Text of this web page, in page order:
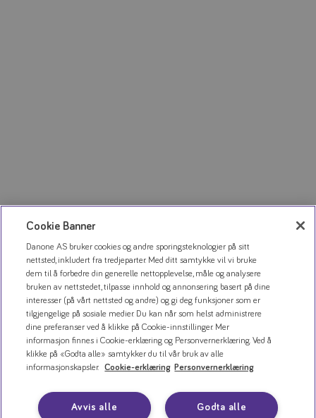
Cookie Banner
Danone AS bruker cookies og andre sporingsteknologier på sitt
nettsted, inkludert fra tredjeparter. Med ditt samtykke vil vi bruke
dem til å forbedre din generelle nettopplevelse, måle og analysere
bruken av nettstedet, tilpasse innhold og annonsering basert på dine
interesser (på vårt nettsted og andre) og gi deg funksjoner som er
tilgjengelige på sosiale medier. Du kan når som helst administrere
dine preferanser ved å klikke på Cookie-innstillinger. Mer
informasjon finnes i Cookie-erklæring og Personvernerklæring. Ved å
klikke på «Godta alle» samtykker du til vår bruk av alle
informasjonskapsler.
Cookie-erklæring Personvernerklæring
Godta alle
Avvis alle